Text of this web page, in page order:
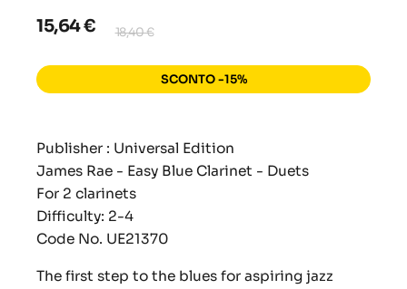
15,64 € 18,40 €
SCONTO -15%
Publisher : Universal Edition
James Rae - Easy Blue Clarinet - Duets
For 2 clarinets
Difficulty: 2-4
Code No. UE21370
The first step to the blues for aspiring jazz